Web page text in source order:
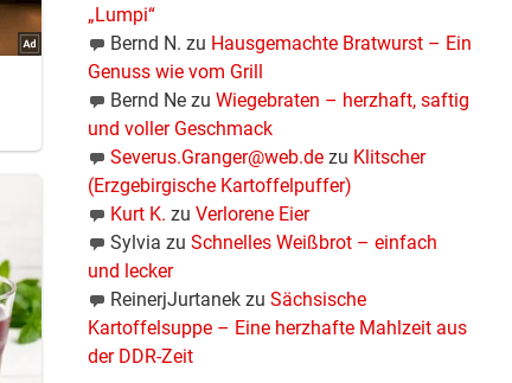
„Lumpi“
Bernd N. zu Hausgemachte Bratwurst – Ein
Genuss wie vom Grill
Bernd Nezu Wiegebraten – herzhaft, saftig
und voller Geschmack
Severus.Granger@web.dezu Klitscher
(Erzgebirgische Kartoffelpuffer)
Kurt K. zu Verlorene Eier
Sylvia zu Schnelles Weißbrot – einfach
und lecker
ReinerjJurtanekzu Sächsische
Kartoffelsuppe – Eine herzhafte Mahlzeit aus
der DDR-Zeit